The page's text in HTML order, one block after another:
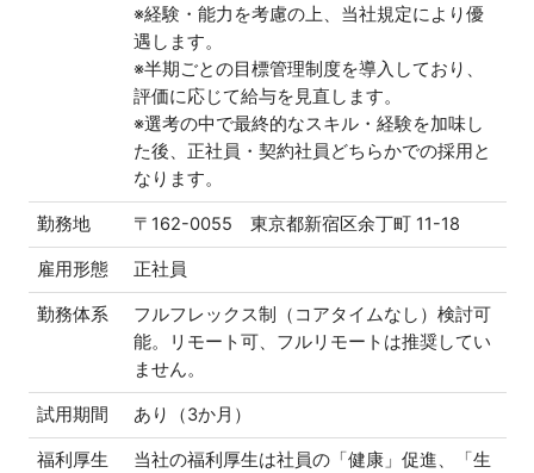
※経験・能力を考慮の上、当社規定により優
遇します。
※半期ごとの目標管理制度を導入しており、
評価に応じて給与を見直します。
※選考の中で最終的なスキル・経験を加味し
た後、正社員・契約社員どちらかでの採用と
なります。
勤務地 〒162-0055 東京都新宿区余丁町 11-18
雇用形態 正社員
勤務体系
フルフレックス制（コアタイムなし）検討可
能。リモート可、フルリモートは推奨してい
ません。
試用期間 あり（3か月）
福利厚生
当社の福利厚生は社員の「健康」促進、「生